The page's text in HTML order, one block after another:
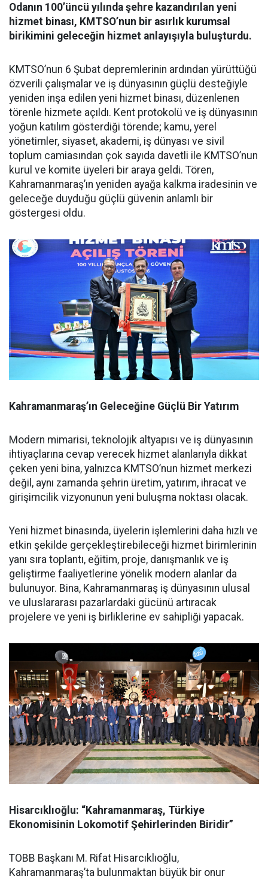
Odanın 100’üncü yılında şehre kazandırılan yeni
hizmet binası, KMTSO’nun bir asırlık kurumsal
birikimini geleceğin hizmet anlayışıyla buluşturdu.
KMTSO’nun 6 Şubat depremlerinin ardından yürüttüğü
özverili çalışmalar ve iş dünyasının güçlü desteğiyle
yeniden inşa edilen yeni hizmet binası, düzenlenen
törenle hizmete açıldı. Kent protokolü ve iş dünyasının
yoğun katılım gösterdiği törende; kamu, yerel
yönetimler, siyaset, akademi, iş dünyası ve sivil
toplum camiasından çok sayıda davetli ile KMTSO’nun
kurul ve komite üyeleri bir araya geldi. Tören,
Kahramanmaraş’ın yeniden ayağa kalkma iradesinin ve
geleceğe duyduğu güçlü güvenin anlamlı bir
göstergesi oldu.
Kahramanmaraş’ın Geleceğine Güçlü Bir Yatırım
Modern mimarisi, teknolojik altyapısı ve iş dünyasının
ihtiyaçlarına cevap verecek hizmet alanlarıyla dikkat
çeken yeni bina, yalnızca KMTSO’nun hizmet merkezi
değil, aynı zamanda şehrin üretim, yatırım, ihracat ve
girişimcilik vizyonunun yeni buluşma noktası olacak.
Yeni hizmet binasında, üyelerin işlemlerini daha hızlı ve
etkin şekilde gerçekleştirebileceği hizmet birimlerinin
yanı sıra toplantı, eğitim, proje, danışmanlık ve iş
geliştirme faaliyetlerine yönelik modern alanlar da
bulunuyor. Bina, Kahramanmaraş iş dünyasının ulusal
ve uluslararası pazarlardaki gücünü artıracak
projelere ve yeni iş birliklerine ev sahipliği yapacak.
Hisarcıklıoğlu: “Kahramanmaraş, Türkiye
Ekonomisinin Lokomotif Şehirlerinden Biridir”
TOBB Başkanı M. Rifat Hisarcıklıoğlu,
Kahramanmaraş’ta bulunmaktan büyük bir onur